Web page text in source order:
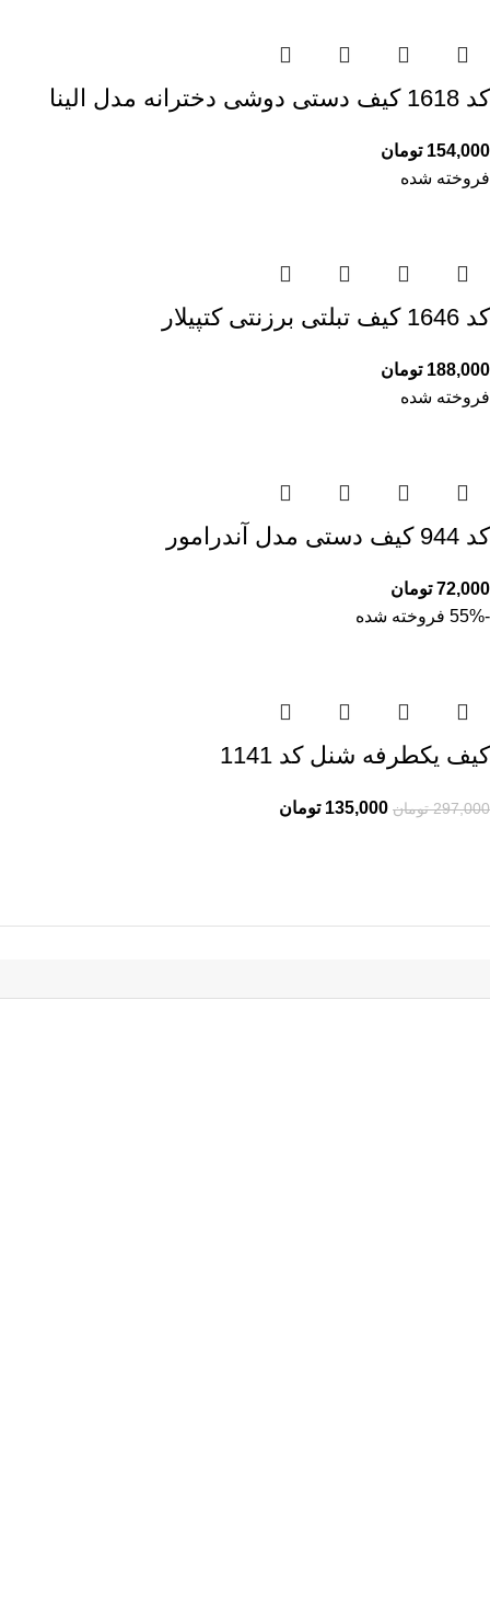
کد 1618 کیف دستی دوشی دخترانه مدل الینا
154,000 تومان
فروخته شده
کد 1646 کیف تبلتی برزنتی کتپیلار
188,000 تومان
فروخته شده
کد 944 کیف دستی مدل آندرامور
72,000 تومان
-55%
فروخته شده
کیف یکطرفه شنل کد 1141
297,000 تومان 135,000 تومان